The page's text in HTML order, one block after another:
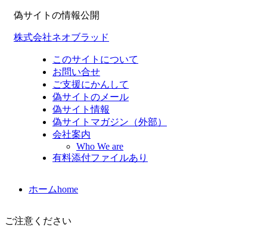
偽サイトの情報公開
株式会社ネオブラッド
このサイトについて
お問い合せ
ご支援にかんして
偽サイトのメール
偽サイト情報
偽サイトマガジン（外部）
会社案内
Who We are
有料添付ファイルあり
ホームhome
ご注意ください